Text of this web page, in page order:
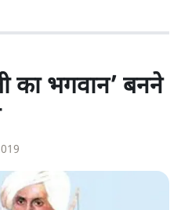
का भगवान’ बनने